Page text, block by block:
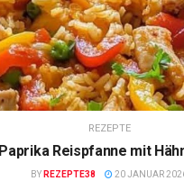
REZEPTE
Paprika Reispfanne mit
BY REZEPTE38 20 JANUAR